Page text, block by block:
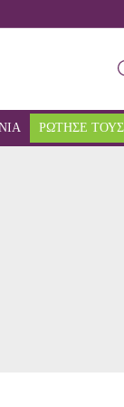
ΡΩΤΗΣΕ ΤΟΥΣ